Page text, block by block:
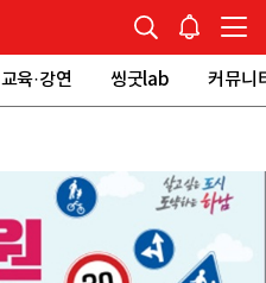
교육·강연 씽굿lab 커뮤니